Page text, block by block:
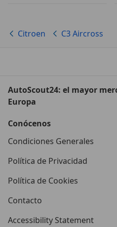
Citroen C3 Aircross
AutoScout24: el mayor
Europa
Conócenos
Condiciones Generales
Política de Privacidad
Política de Cookies
Contacto
Accessibility Statement